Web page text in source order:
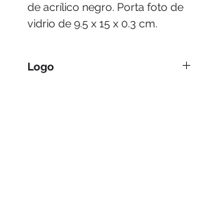
de acrílico negro. Porta foto de
vidrio de 9.5 x 15 x 0.3 cm.
Logo